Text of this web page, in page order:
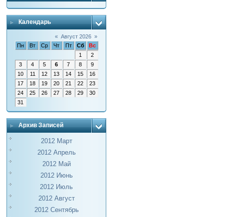
Календарь
« Август 2026 »
Пн
Вт Ср Чт Пт Сб
Вс
1
2
3
4 5 6 7 8
9
10
11 12 13 14 15
16
17
18 19 20 21 22
23
24
25 26 27 28 29
30
31
Архив Записей
2012 Март
2012 Апрель
2012 Май
2012 Июнь
2012 Июль
2012 Август
2012 Сентябрь